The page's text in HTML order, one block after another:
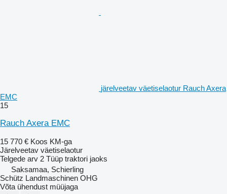
järelveetav väetiselaotur Rauch Axera
EMC
15
Rauch Axera EMC
15 770 € Koos KM-ga
Järelveetav väetiselaotur
Telgede arv 2 Tüüp traktori jaoks
Saksamaa, Schierling
Schütz Landmaschinen OHG
Võta ühendust müüjaga